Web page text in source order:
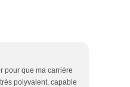
pour que ma carrière
polyvalent, capable